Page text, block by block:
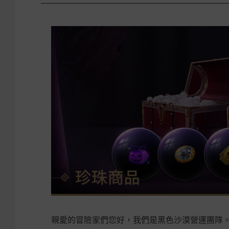
親愛的冒險家們您好，我們是黑色沙漠營運團隊